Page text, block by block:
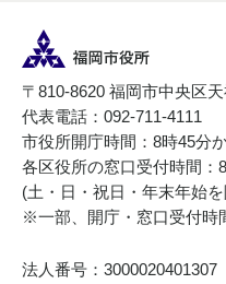
〒810-8620 福岡市中央区
代表電話：092-711-4111
市役所開庁時間：8時45分
各区役所の窓口受付時間：
(土・日・祝日・年末年始
※一部、開庁・窓口受付時
法人番号：3000020401307